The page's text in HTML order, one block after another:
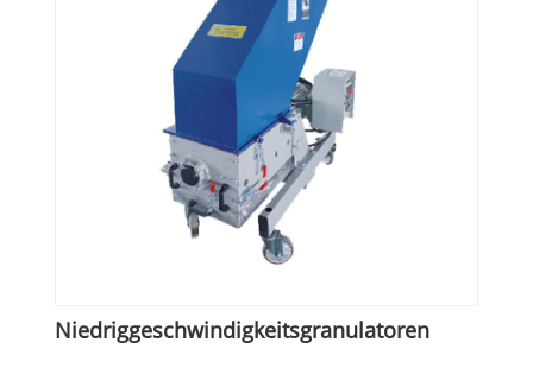
Niedriggeschwindigkeitsgranulatoren